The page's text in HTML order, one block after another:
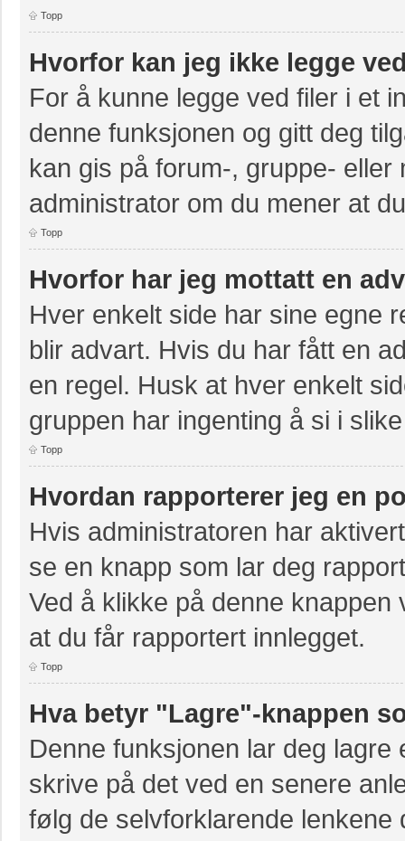
Topp
Hvorfor kan jeg ikke legge
For å kunne legge ved filer i et
denne funksjonen og gitt deg
kan gis på forum-, gruppe-
administrator om du mener at
Topp
Hvorfor har jeg mottatt en
Hver enkelt side har sine egne
blir advart. Hvis du har fått en
en regel. Husk at hver enkelt
gruppen har ingenting å si i
Topp
Hvordan rapporterer jeg en
Hvis administratoren har
se en knapp som lar deg
Ved å klikke på denne
at du får rapportert innlegget.
Topp
Hva betyr "Lagre"-knappen
Denne funksjonen lar deg
skrive på det ved en senere
følg de selvforklarende lenkene